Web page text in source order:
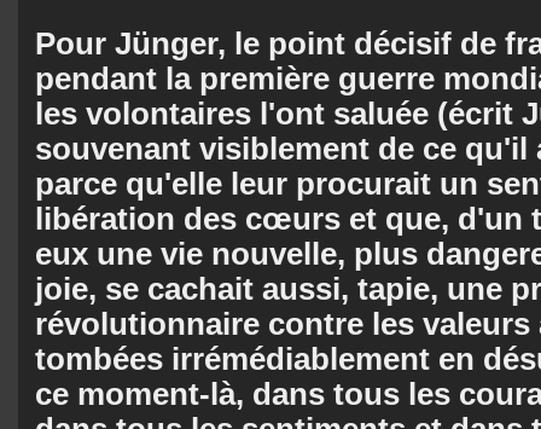
Pour Jünger, le point décisif de
pendant la première guerre
les volontaires l'ont saluée (écrit
souvenant visiblement de ce qu'il
parce qu'elle leur procurait un
libération des cœurs et que, d'un
eux une vie nouvelle, plus
joie, se cachait aussi, tapie, une
révolutionnaire contre les valeurs
tombées irrémédiablement en
ce moment-là, dans tous les